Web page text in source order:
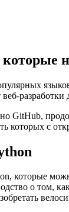
GitHub,
которых с
которые
о том,